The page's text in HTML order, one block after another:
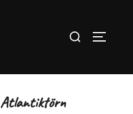
Suchen
Atlantiktörn